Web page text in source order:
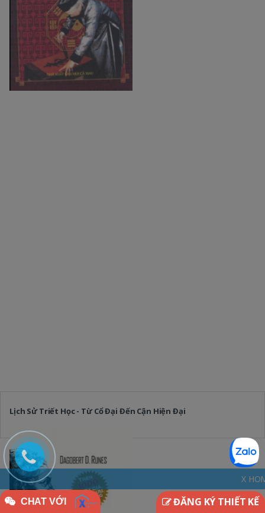
Lịch Sử Triết Học - Từ Cổ Đại Đến Cận Hiện Đại
ĐĂNG KÝ THIẾT KẾ
CHAT VỚI
X HOME -